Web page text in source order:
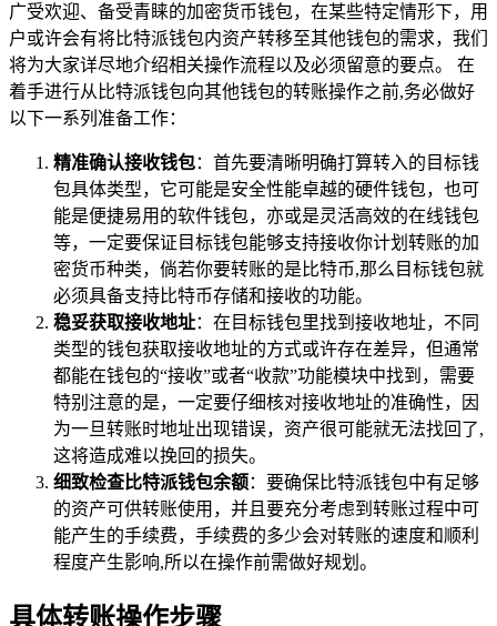
广受欢迎、备受青睐的加密货币钱包，在某些特定情形下，用
户或许会有将比特派钱包内资产转移至其他钱包的需求，我们
将为大家详尽地介绍相关操作流程以及必须留意的要点。 在
着手进行从比特派钱包向其他钱包的转账操作之前,务必做好
以下一系列准备工作：
精准确认接收钱包：首先要清晰明确打算转入的目标钱
包具体类型，它可能是安全性能卓越的硬件钱包，也可
能是便捷易用的软件钱包，亦或是灵活高效的在线钱包
等，一定要保证目标钱包能够支持接收你计划转账的加
密货币种类，倘若你要转账的是比特币,那么目标钱包就
必须具备支持比特币存储和接收的功能。
稳妥获取接收地址：在目标钱包里找到接收地址，不同
类型的钱包获取接收地址的方式或许存在差异，但通常
都能在钱包的“接收”或者“收款”功能模块中找到，需要
特别注意的是，一定要仔细核对接收地址的准确性，因
为一旦转账时地址出现错误，资产很可能就无法找回了,
这将造成难以挽回的损失。
细致检查比特派钱包余额：要确保比特派钱包中有足够
的资产可供转账使用，并且要充分考虑到转账过程中可
能产生的手续费，手续费的多少会对转账的速度和顺利
程度产生影响,所以在操作前需做好规划。
具体转账操作步骤